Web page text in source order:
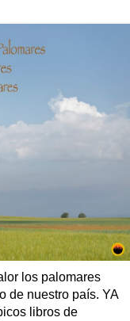
los palomares
de nuestro país. YA
libros de